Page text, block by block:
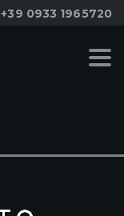
+39 0933 1965720